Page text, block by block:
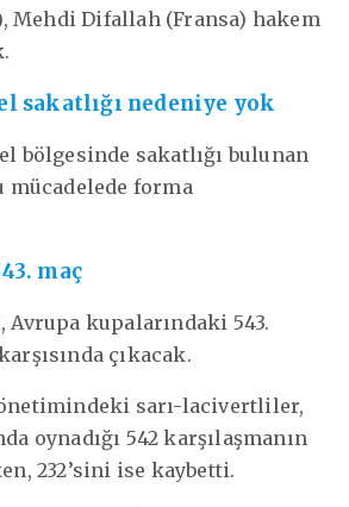
Mehdi Difallah (Fransa) hakem
sakatlığı nedeniye yok
bölgesinde sakatlığı bulunan
mücadelede forma
maç
Avrupa kupalarındaki 543.
çıkacak.
sarı-lacivertliler,
oynadığı 542 karşılaşmanın
232’sini ise kaybetti.